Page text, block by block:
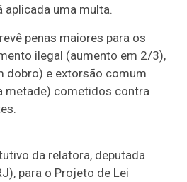
aplicada uma multa.
penas maiores para os
ilegal (aumento em 2/3),
dobro) e extorsão comum
metade) cometidos contra
da relatora, deputada
para o Projeto de Lei